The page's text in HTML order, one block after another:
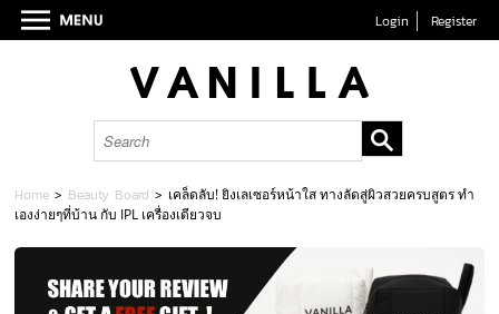
Login Register
Home > Beauty Board > เคล็ดลับ! ยิงเลเซอร์หน้าใส ทางลัดสู่ผิวสวยครบสูตร ทำ
เองง่ายๆที่บ้าน กับ IPL เครื่องเดียวจบ